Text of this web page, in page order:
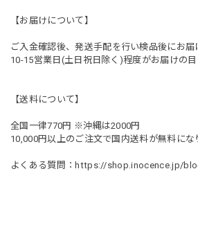
【お届けについて】
ご入金確認後、発送手配を行い検品後にお届
10-15営業日(土日祝日除く)程度がお届けの目
【送料について】
全国一律770円 ※沖縄は2000円
10,000円以上のご注文で国内送料が無料にな
よくある質問： https://shop.inocence.jp/